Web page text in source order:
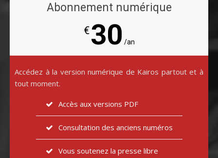
Abonnement numérique
€30 /an
Accédez à la version numérique de Kairos partout et à
tout moment.
Accès aux versions PDF
Consultation des anciens numéros
Vous soutenez la presse libre